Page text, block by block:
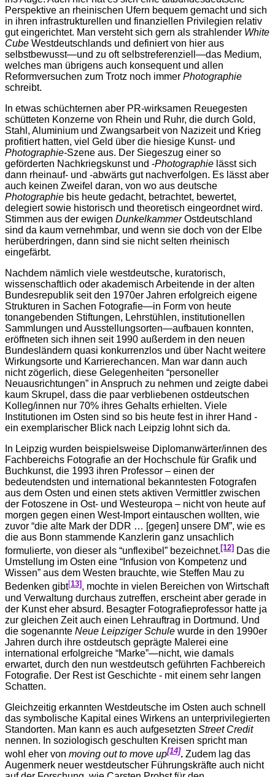
Perspektive an rheinischen Ufern bequem gemacht und sich
in ihren infrastrukturellen und finanziellen Privilegien relativ
gut eingerichtet. Man versteht sich gern als strahlender White
Cube Westdeutschlands und definiert von hier aus
selbstbewusst—und zu oft selbstreferenziell—das Medium,
welches man übrigens auch konsequent und allen
Reformversuchen zum Trotz noch immer Photographie
schreibt.
In etwas schüchternen aber PR-wirksamen Reuegesten
schütteten Konzerne von Rhein und Ruhr, die durch Gold,
Stahl, Aluminium und Zwangsarbeit von Nazizeit und Krieg
profitiert hatten, viel Geld über die hiesige Kunst- und
Photographie-Szene aus. Der Siegeszug einer so
geförderten Nachkriegskunst und -Photographie lässt sich
dann rheinauf- und -abwärts gut nachverfolgen. Es lässt aber
auch keinen Zweifel daran, von wo aus deutsche
Photographie bis heute gedacht, betrachtet, bewertet,
delegiert sowie historisch und theoretisch eingeordnet wird.
Stimmen aus der ewigen DunkelkammerOstdeutschland
sind da kaum vernehmbar, und wenn sie doch von der Elbe
herüberdringen, dann sind sie nicht selten rheinisch
eingefärbt.
Nachdem nämlich viele westdeutsche, kuratorisch,
wissenschaftlich oder akademisch Arbeitende in der alten
Bundesrepublik seit den 1970er Jahren erfolgreich eigene
Strukturen in Sachen Fotografie—in Form von heute
tonangebenden Stiftungen, Lehrstühlen, institutionellen
Sammlungen und Ausstellungsorten—aufbauen konnten,
eröffneten sich ihnen seit 1990 außerdem in den neuen
Bundesländern quasi konkurrenzlos und über Nacht weitere
Wirkungsorte und Karrierechancen. Man war dann auch
nicht zögerlich, diese Gelegenheiten “personeller
Neuausrichtungen” in Anspruch zu nehmen und zeigte dabei
kaum Skrupel, dass die paar verbliebenen ostdeutschen
Kolleg/innen nur 70% ihres Gehalts erhielten. Viele
Institutionen im Osten sind so bis heute fest in ihrer Hand -
ein exemplarischer Blick nach Leipzig lohnt sich da.
In Leipzig wurden beispielsweise Diplomanwärter/innen des
Fachbereichs Fotografie an der Hochschule für Grafik und
Buchkunst, die 1993 ihren Professor – einen der
bedeutendsten und international bekanntesten Fotografen
aus dem Osten und einen stets aktiven Vermittler zwischen
der Fotoszene in Ost- und Westeuropa – nicht von heute auf
morgen gegen einen West-Import eintauschen wollten, wie
zuvor “die alte Mark der DDR … [gegen] unsere DM”, wie es
die aus Bonn stammende Kanzlerin ganz unsachlich
formulierte, von dieser als “unflexibel” bezeichnet. [12] Das die
Umstellung im Osten eine “Infusion von Kompetenz und
Wissen” aus dem Westen brauchte, wie Steffen Mau zu
Bedenken gibt[13], mochte in vielen Bereichen von Wirtschaft
und Verwaltung durchaus zutreffen, erscheint aber gerade in
der Kunst eher absurd. Besagter Fotografieprofessor hatte ja
zur gleichen Zeit auch einen Lehrauftrag in Dortmund. Und
die sogenannte Neue Leipziger Schule wurde in den 1990er
Jahren durch ihre ostdeutsch geprägte Malerei eine
international erfolgreiche “Marke”—nicht, wie damals
erwartet, durch den nun westdeutsch geführten Fachbereich
Fotografie. Der Rest ist Geschichte - mit einem sehr langen
Schatten.
Gleichzeitig erkannten Westdeutsche im Osten auch schnell
das symbolische Kapital eines Wirkens an unterprivilegierten
Standorten. Man kann es auch aufgesetzten Street Credit
nennen. In soziologisch geschulten Kreisen spricht man
wohl eher von moving out to move up[14]. Zudem lag das
Augenmerk neuer westdeutscher Führungskräfte auch nicht